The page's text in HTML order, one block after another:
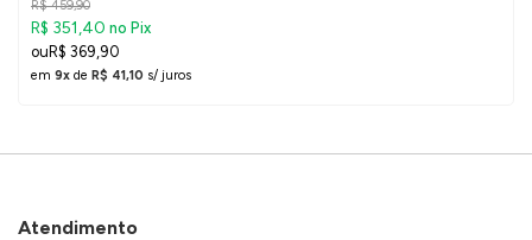
R$ 459,90
R$ 351,40 no Pix
R$ 369,90
em 9x de R$ 41,10 s/ juros
Atendimento